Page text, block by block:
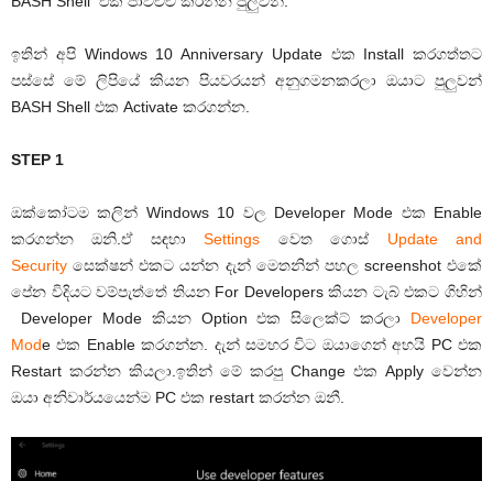
ඉතින් අපි Windows 10 Anniversary Update එක Install කරගත්තට
පස්සේ මේ ලිපියේ කියන පියවරයන් අනුගමනකරලා ඔයාට පුලුවන්
BASH Shell එක Activate කරගන්න.
STEP 1
ඔක්කෝටම කලින් Windows 10 වල Developer Mode එක Enable
කරගන්න ඔනි.ඒ සඳහාSettings වෙත ගොස් Update and
Security සෙක්ෂන් එකට යන්න දැන් මෙතනින් පහල screenshot එකේ
පේන විදියට වම්පැත්තේ තියන For Developers කියන ටැබ් එකට ගිහින්
Developer Mode කියන Option එක සිලෙක්ට් කරලා Developer
Mode එක Enable කරගන්න. දැන් සමහර විට ඔයාගෙන් අහයි PC එක
Restart කරන්න කියලා.ඉතින් මේ කරපු Change එක Apply වෙන්න
ඔයා අනිවාර්යයෙන්ම PC එක restart කරන්න ඔනී.